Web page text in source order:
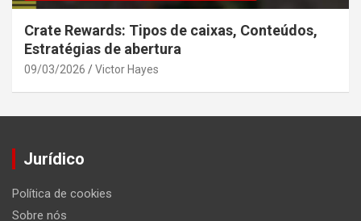
Crate Rewards: Tipos de caixas, Conteúdos,
Estratégias de abertura
09/03/2026 Victor Hayes
Jurídico
Política de cookies
Sobre nós